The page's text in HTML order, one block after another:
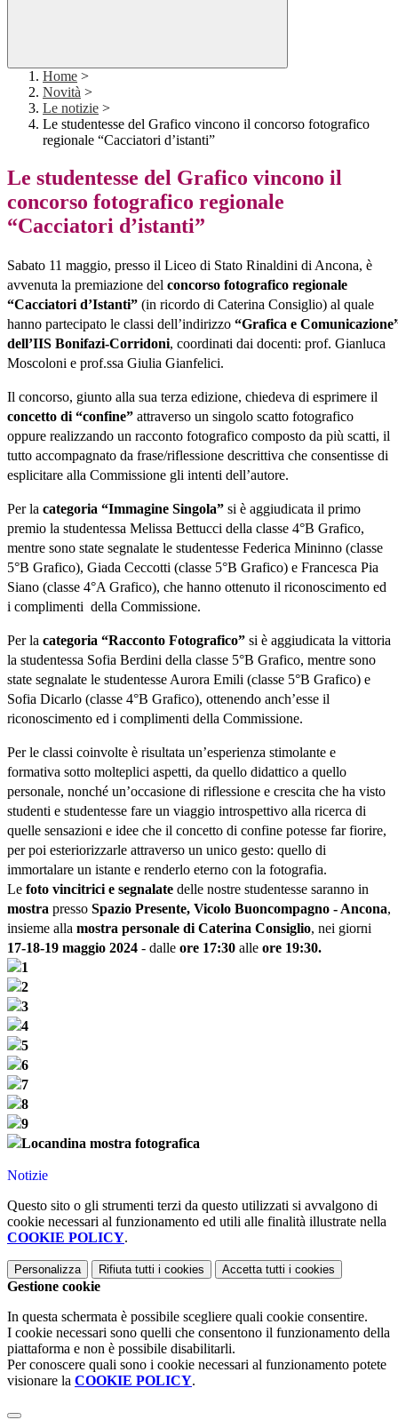
Home >
Novità >
Le notizie >
Le studentesse del Grafico vincono il concorso fotografico
regionale “Cacciatori d’istanti”
Le studentesse del Grafico vincono il
concorso fotografico regionale
“Cacciatori d’istanti”
Sabato 11 maggio, presso il Liceo di Stato Rinaldini di Ancona, è
avvenuta la premiazione del concorso fotografico regionale
“Cacciatori d’Istanti” (in ricordo di Caterina Consiglio) al quale
hanno partecipato le classi dell’indirizzo “Grafica e
dell’IIS Bonifazi-Corridoni, coordinati dai docenti: prof. Gianluca
Moscoloni e prof.ssa Giulia Gianfelici.
Il concorso, giunto alla sua terza edizione, chiedeva di esprimere il
concetto di “confine” attraverso un singolo scatto fotografico
oppure realizzando un racconto fotografico composto da più scatti, il
tutto accompagnato da frase/riflessione descrittiva che consentisse di
esplicitare alla Commissione gli intenti dell’autore.
Per la categoria “Immagine Singola” si è aggiudicata il primo
premio la studentessa Melissa Bettucci della classe 4°B Grafico,
mentre sono state segnalate le studentesse Federica Mininno (classe
5°B Grafico), Giada Ceccotti (classe 5°B Grafico) e Francesca Pia
Siano (classe 4°A Grafico), che hanno ottenuto il riconoscimento ed
i complimenti della Commissione.
Per la categoria “Racconto Fotografico” si è aggiudicata la vittoria
la studentessa Sofia Berdini della classe 5°B Grafico, mentre sono
state segnalate le studentesse Aurora Emili (classe 5°B Grafico) e
Sofia Dicarlo (classe 4°B Grafico), ottenendo anch’esse il
riconoscimento ed i complimenti della Commissione.
Per le classi coinvolte è risultata un’esperienza stimolante e
formativa sotto molteplici aspetti, da quello didattico a quello
personale, nonché un’occasione di riflessione e crescita che ha visto
studenti e studentesse fare un viaggio introspettivo alla ricerca di
quelle sensazioni e idee che il concetto di confine potesse far fiorire,
per poi esteriorizzarle attraverso un unico gesto: quello di
immortalare un istante e renderlo eterno con la fotografia.
Le foto vincitrici e segnalate delle nostre studentesse saranno in
mostra presso Spazio Presente, Vicolo Buoncompagno - Ancona,
insieme alla mostra personale di Caterina Consiglio, nei giorni
17-18-19 maggio 2024 - dalle ore 17:30 alle ore 19:30.
Notizie
Questo sito o gli strumenti terzi da questo utilizzati si avvalgono di
cookie necessari al funzionamento ed utili alle finalità illustrate nella
COOKIE POLICY.
Personalizza Rifiuta tutti i cookies Accetta tutti i cookies
Gestione cookie
In questa schermata è possibile scegliere quali cookie consentire.
I cookie necessari sono quelli che consentono il funzionamento della
piattaforma e non è possibile disabilitarli.
Per conoscere quali sono i cookie necessari al funzionamento potete
visionare la COOKIE POLICY.